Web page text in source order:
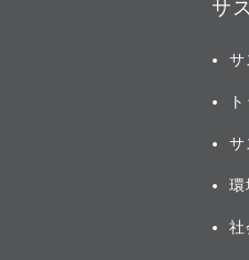
サ
サ
サ
環
社